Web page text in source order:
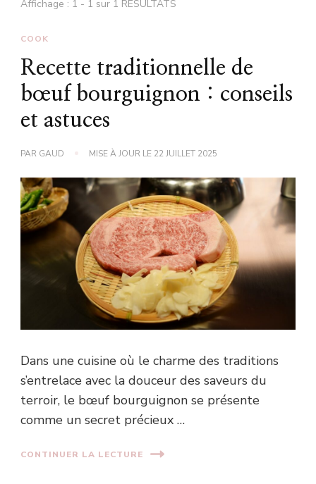
Affichage : 1 - 1 sur 1 RÉSULTATS
COOK
Recette traditionnelle de
bœuf bourguignon : conseils
et astuces
PAR GAUD MISE À JOUR LE 22 JUILLET 2025
Dans une cuisine où le charme des traditions
s’entrelace avec la douceur des saveurs du
terroir, le bœuf bourguignon se présente
comme un secret précieux …
CONTINUER LA LECTURE